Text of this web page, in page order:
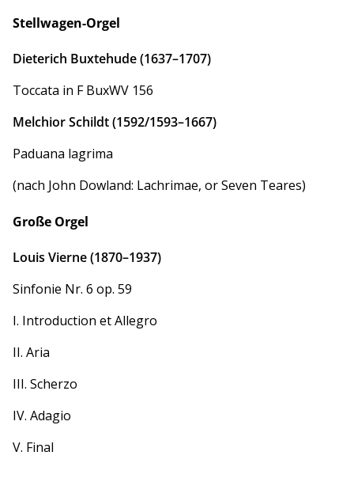
Stellwagen-Orgel
Dieterich Buxtehude (1637–1707)
Toccata in F BuxWV 156
Melchior Schildt (1592/1593–1667)
Paduana lagrima
(nach John Dowland: Lachrimae, or Seven Teares)
Große Orgel
Louis Vierne (1870–1937)
Sinfonie Nr. 6 op. 59
I. Introduction et Allegro
II. Aria
III. Scherzo
IV. Adagio
V. Final